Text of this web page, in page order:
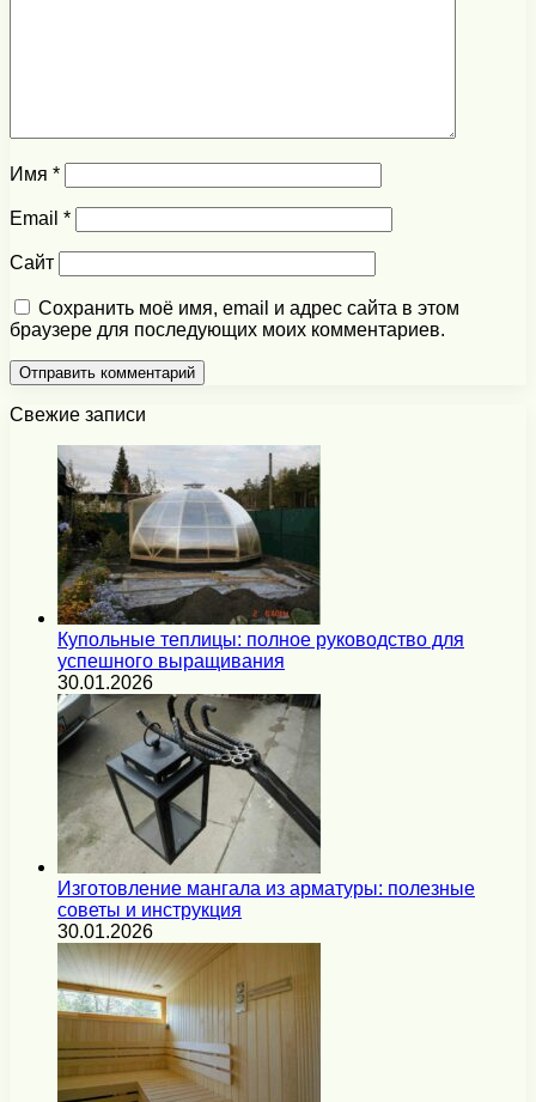
Имя *
Email *
Сайт
Сохранить моё имя, email и адрес сайта в этом
браузере для последующих моих комментариев.
Свежие записи
Купольные теплицы: полное руководство для
успешного выращивания
30.01.2026
Изготовление мангала из арматуры: полезные
советы и инструкция
30.01.2026